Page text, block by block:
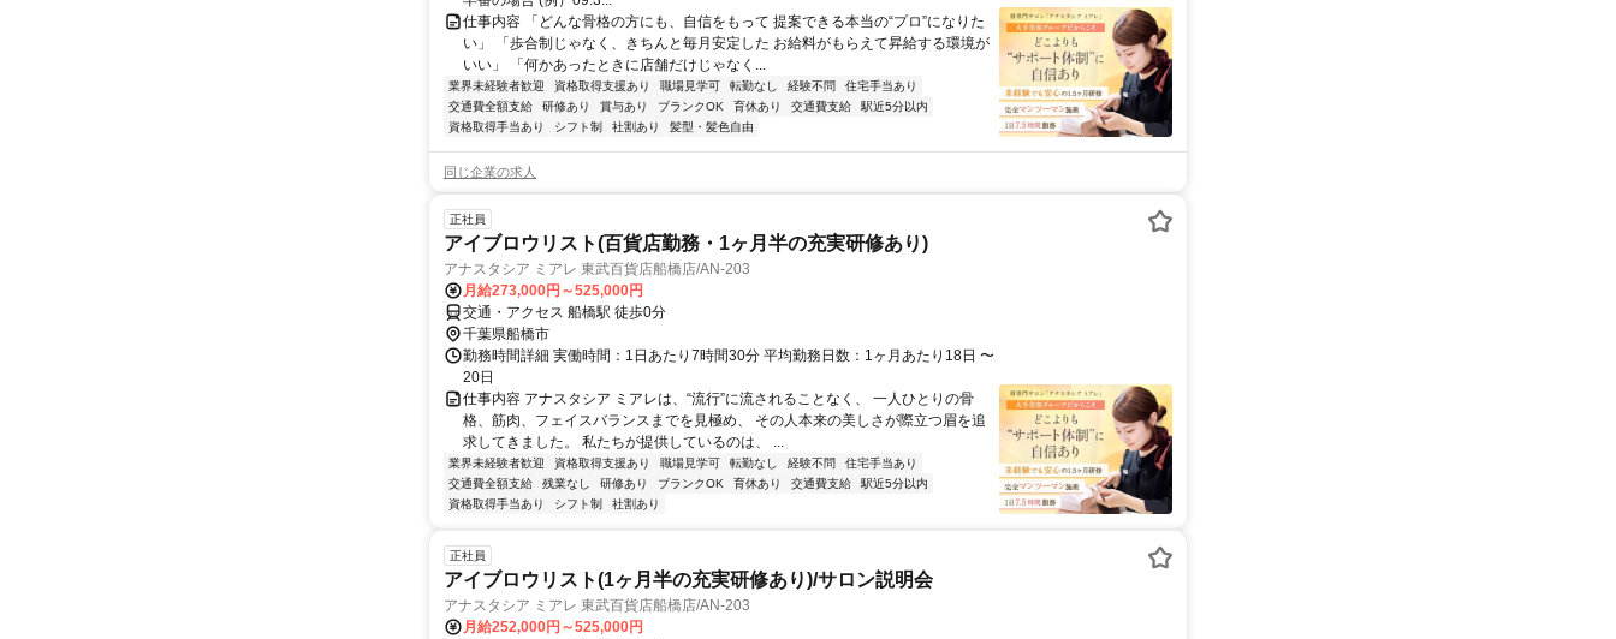
仕事内容 「どんな骨格の方にも、自信をもって 提案できる本当の“プロ”になりた
い」 「歩合制じゃなく、きちんと毎月安定した お給料がもらえて昇給する環境が
いい」 「何かあったときに店舗だけじゃなく...
業界未経験者歓迎 資格取得支援あり 職場見学可 転勤なし 経験不問
住宅手当あり
交通費全額支給
研修あり 賞与あり ブランクOK 育休あり 交通費支給
駅近5分以内
資格取得手当あり
シフト制 社割あり 髪型・髪色自由
同じ企業の求人
正社員
アイブロウリスト(百貨店勤務・1ヶ月半の充実研修あり)
アナスタシア ミアレ 東武百貨店船橋店/AN-203
月給273,000円～525,000円
交通・アクセス 船橋駅 徒歩0分
千葉県船橋市
勤務時間詳細 実働時間：1日あたり7時間30分 平均勤務日数：1ヶ月あたり18日 〜
20日
仕事内容 アナスタシア ミアレは、“流行”に流されることなく、 一人ひとりの骨
格、筋肉、フェイスバランスまでを見極め、 その人本来の美しさが際立つ眉を追
求してきました。 私たちが提供しているのは、 ...
業界未経験者歓迎 資格取得支援あり 職場見学可 転勤なし 経験不問
住宅手当あり
交通費全額支給
残業なし 研修あり ブランクOK 育休あり 交通費支給
駅近5分以内
資格取得手当あり
シフト制 社割あり
正社員
アイブロウリスト(1ヶ月半の充実研修あり)/サロン説明会
アナスタシア ミアレ 東武百貨店船橋店/AN-203
月給252,000円～525,000円